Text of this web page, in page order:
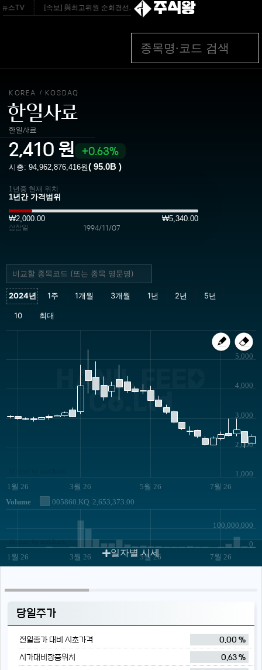
TV [속보] 與최고위원 순회경선…박선원·최민희·서미화·한민수·김용順 -
주식왕
KOREA / KOSDAQ
한일사료
한일사료
2,410 원 0.63%
시총: 94,962,876,416원( 95.0B )
1년중 현재 위치
₩2,000.00 ₩5,340.00
상장일 1994/11/07
HANIL FEED
Co.Ltd
1월 26 3월 26 5월 26 7월 26
1,000
2,000
3,000
4,000
5,000
Volume 005860.KQ 2,653,373.00
1월 26 3월 26 5월 26 7월 26
0
100,000,000
JS chart by amCharts
일자별 시세
당일주가
전일종가 대비 시초가격
0.00 %
시가대비장중위치
0.63 %